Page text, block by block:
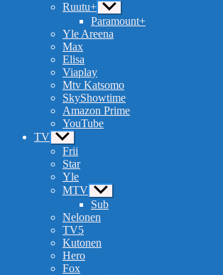
Ruutu+ Näytä
alavalikko
Paramount+
Yle Areena
Max
Elisa
Viaplay
Mtv Katsomo
SkyShowtime
Amazon Prime
YouTube
TV Näytä
alavalikko
Frii
Star
Yle
MTV Näytä
alavalikko
Sub
Nelonen
TV5
Kutonen
Hero
Fox